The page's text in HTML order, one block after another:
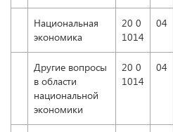
Национальная
экономика
20 0
1014
04
Другие вопросы
в области
национальной
экономики
20 0
1014
04